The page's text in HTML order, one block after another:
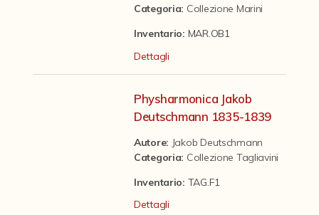
Categoria: Collezione Marini
Inventario: MAR.OB1
Dettagli
Physharmonica Jakob
Deutschmann 1835-1839
Autore: Jakob Deutschmann
Categoria: Collezione Tagliavini
Inventario: TAG.F1
Dettagli